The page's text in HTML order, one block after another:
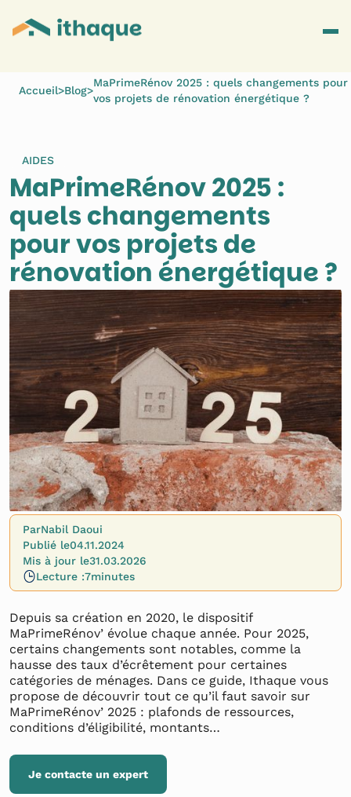
Accueil>Blog>
MaPrimeRénov 2025 : quels changements pour
vos projets de rénovation énergétique ?
AIDES
MaPrimeRénov 2025 :
quels changements
pour vos projets de
rénovation énergétique ?
ParNabil Daoui
Publié le04.11.2024
Mis à jour le31.03.2026
Lecture :7minutes
Depuis sa création en 2020, le dispositif
MaPrimeRénov’ évolue chaque année. Pour 2025,
certains changements sont notables, comme la
hausse des taux d’écrêtement pour certaines
catégories de ménages. Dans ce guide, Ithaque vous
propose de découvrir tout ce qu’il faut savoir sur
MaPrimeRénov’ 2025 : plafonds de ressources,
conditions d’éligibilité, montants…
Je contacte un expert